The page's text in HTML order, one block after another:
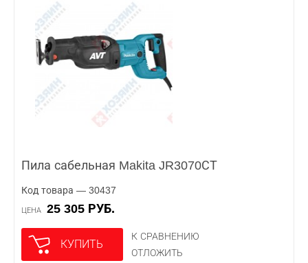
Пила сабельная Makita JR3070СТ
Код товара — 30437
ЦЕНА 25 305 РУБ.
КУПИТЬ
К СРАВНЕНИЮ
ОТЛОЖИТЬ